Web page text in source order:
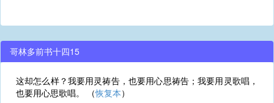
哥林多前书十四15
这却怎么样？我要用灵祷告，也要用心思祷告；我要用灵歌唱，
也要用心思歌唱。 （恢复本）